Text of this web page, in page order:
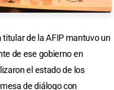
de la AFIP mantuvo un
de ese gobierno en
el estado de los
de diálogo con